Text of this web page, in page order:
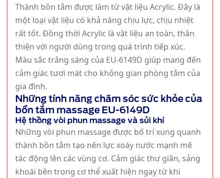
Thành bồn tắm được làm từ vật liệu Acrylic. Đây là
một loại vật liệu có khả năng chịu lực, chịu nhiệt
rất tốt. Đồng thời Acrylic là vật liệu an toàn, thân
thiện với người dùng trong quá trình tiếp xúc.
Màu sắc trắng sáng của EU-6149D giúp mang đến
cảm giác tươi mát cho không gian phòng tắm của
gia đình.
Những tính năng chăm sóc sức khỏe của
bồn tắm massage EU-6149D
Hệ thống vòi phun massage và sủi khí
Những vòi phun massage được bố trí xung quanh
thành bồn tắm tạo nên lực xoáy nước mạnh mẽ
tác động lên các vùng cơ. Cảm giác thư giãn, sảng
khoái bên trong cơ thể xuất hiện ngay từ khi